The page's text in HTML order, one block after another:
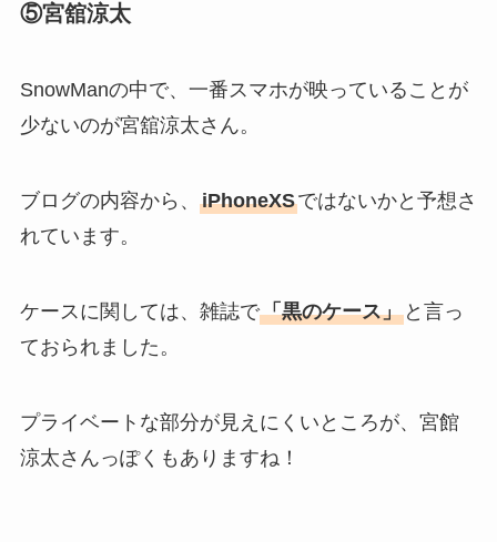
⑤宮舘涼太
SnowManの中で、一番スマホが映っていることが
少ないのが宮舘涼太さん。
ブログの内容から、 iPhoneXSではないかと予想さ
れています。
ケースに関しては、雑誌で「黒のケース」と言っ
ておられました。
プライベートな部分が見えにくいところが、宮館
涼太さんっぽくもありますね！